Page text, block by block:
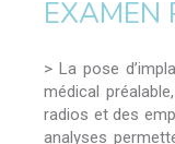
EXAMEN
> La pose
médical
radios et des
analyses